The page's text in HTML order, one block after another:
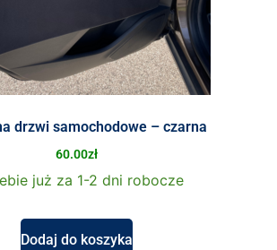
drzwi samochodowe – czarna
60.00zł
już za 1-2 dni robocze
Dodaj do koszyka